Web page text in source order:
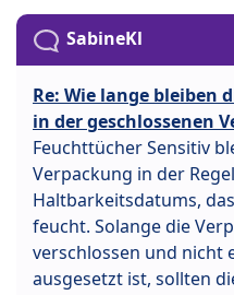
SabineKl
Re: Wie lange bleiben
in der geschlossenen
Feuchttücher Sensitiv
Verpackung in der
Haltbarkeitsdatums,
feucht. Solange die
verschlossen und nicht
ausgesetzt ist, sollten